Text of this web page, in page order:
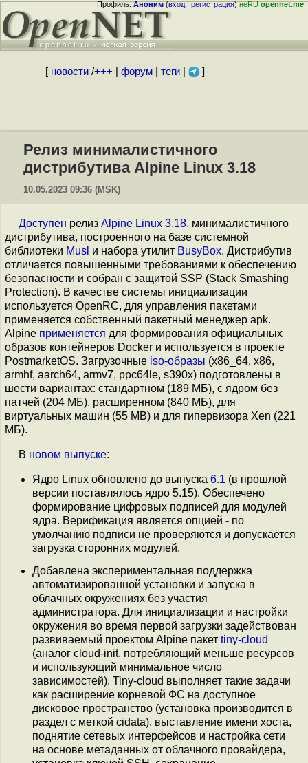
Профиль:Аноним(вход|регистрация)неRUopennet.me
[ новости/+++ форум| теги| ]
Релиз минималистичного
дистрибутива Alpine Linux 3.18
10.05.2023 09:36 (MSK)
Доступен релиз Alpine Linux 3.18, минималистичного
дистрибутива, построенного на базе системной
библиотеки Musl и набора утилит BusyBox. Дистрибутив
отличается повышенными требованиями к обеспечению
безопасности и собран с защитой SSP (Stack Smashing
Protection). В качестве системы инициализации
используется OpenRC, для управления пакетами
применяется собственный пакетный менеджер apk.
Alpine применяется для формирования официальных
образов контейнеров Docker и используется в проекте
PostmarketOS. Загрузочные iso-образы (x86_64, x86,
armhf, aarch64, armv7, ppc64le, s390x) подготовлены в
шести вариантах: стандартном (189 МБ), с ядром без
патчей (204 МБ), расширенном (840 МБ), для
виртуальных машин (55 MB) и для гипервизора Xen (221
МБ).
В новом выпуске:
Ядро Linux обновлено до выпуска 6.1 (в прошлой
версии поставлялось ядро 5.15). Обеспечено
формирование цифровых подписей для модулей
ядра. Верификация является опцией - по
умолчанию подписи не проверяются и допускается
загрузка сторонних модулей.
Добавлена экспериментальная поддержка
автоматизированной установки и запуска в
облачных окружениях без участия
администратора. Для инициализации и настройки
окружения во время первой загрузки задействован
развиваемый проектом Alpine пакет tiny-cloud
(аналог cloud-init, потребляющий меньше ресурсов
и использующий минимальное число
зависимостей). Tiny-cloud выполняет такие задачи
как расширение корневой ФС на доступное
дисковое пространство (установка производится в
раздел с меткой cidata), выставление имени хоста,
поднятие сетевых интерфейсов и настройка сети
на основе метаданных от облачного провайдера,